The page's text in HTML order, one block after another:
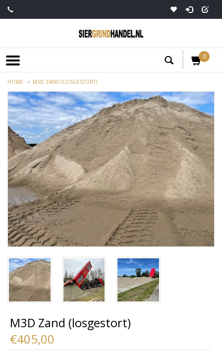
0
HOME M3D ZAND (LOSGESTORT)
M3D Zand (losgestort)
€405,00